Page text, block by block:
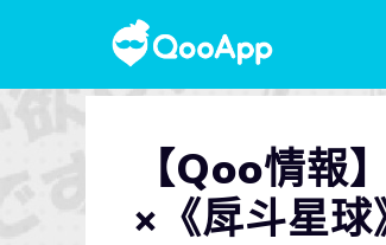
【Qoo情報
×《戽斗星球